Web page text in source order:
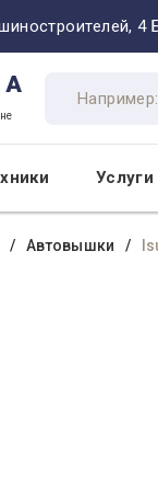
4
Услуги
Автовышки